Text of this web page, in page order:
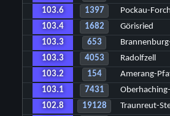
103.6
1397
Pockau-
103.4
1682
Görisried
103.3
653
103.3
4053
Radolfzell
103.2
154
Amerang-
103.1
7431
102.8
19128
Traunreut-